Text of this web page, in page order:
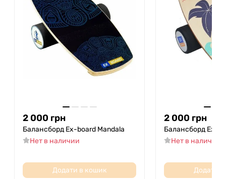
Витримує до 100 кг
2 000 грн
Балансборд Ex-board Mandala
Нет в наличии
Додати в кошик
2 000 грн
Балансборд Ex-
Нет в наличии
Додати